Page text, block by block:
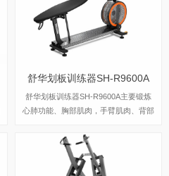
舒华划板训练器SH-R9600A
舒华划板训练器SH-R9600A主要锻炼
心肺功能、胸部肌肉，手臂肌肉、背部
板运动。